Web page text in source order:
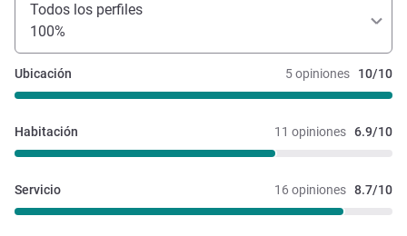
Todos los perfiles
100%
5 opiniones 10/10
Ubicación
11 opiniones 6.9/10
Habitación
16 opiniones 8.7/10
Servicio